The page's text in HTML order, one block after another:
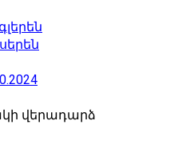
վերադարձ